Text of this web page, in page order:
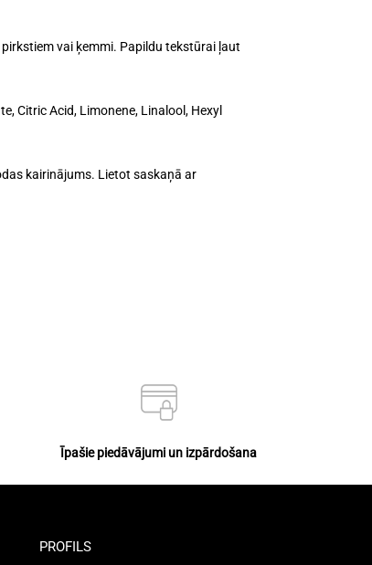
vai ķemmi. Papildu tekstūrai ļaut
Citric Acid, Limonene, Linalool, Hexyl
kairinājums. Lietot saskaņā ar
Īpašie piedāvājumi un izpārdošana
PROFILS